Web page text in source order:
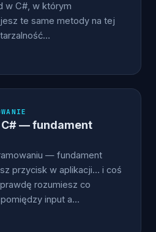
w C#, w którym
te same metody na tej
C# — fundament
— fundament
przycisk w aplikacji… i coś
rozumiesz co
input a…